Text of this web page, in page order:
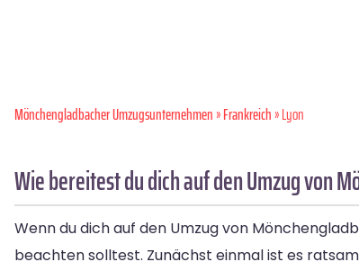
Mönchen­gladbacher Umzugsunternehmen»Frankreich» Lyon
Wie bereitest du dich auf den Umzug von
Wenn du dich auf den Umzug von
beachten solltest. Zunächst einmal ist es